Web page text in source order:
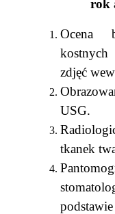
rok
Ocena
zdjęć
USG.
tkanek